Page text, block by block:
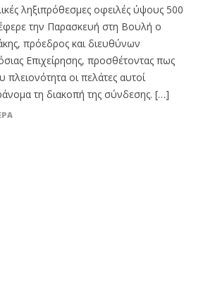
ληξιπρόθεσμες οφειλές ύψους 500
την Παρασκευή στη Βουλή ο
πρόεδρος και διευθύνων
Επιχείρησης, προσθέτοντας πως
πλειονότητα οι πελάτες αυτοί
τη διακοπή της σύνδεσης. […]